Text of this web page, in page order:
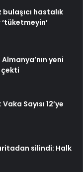
hastalık
yeni
çekti
Sayısı 12’ye
silindi: Halk